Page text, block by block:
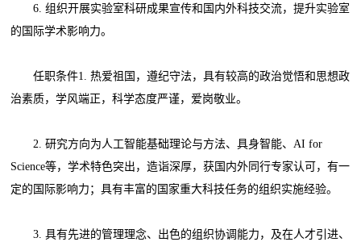
6. 组织开展实验室科研成果宣传和国内外科技交流，提升实验室
的国际学术影响力。
任职条件1. 热爱祖国，遵纪守法，具有较高的政治觉悟和思想政
治素质，学风端正，科学态度严谨，爱岗敬业。
2. 研究方向为人工智能基础理论与方法、具身智能、AI for
Science等，学术特色突出，造诣深厚，获国内外同行专家认可，有一
定的国际影响力；具有丰富的国家重大科技任务的组织实施经验。
3. 具有先进的管理理念、出色的组织协调能力，及在人才引进、